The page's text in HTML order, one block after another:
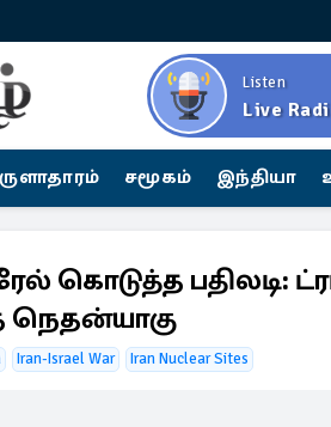
Listen
Live
சமூகம் இந்தியா
கொடுத்த பதிலடி:
Iran-Israel War Iran Nuclear Sites